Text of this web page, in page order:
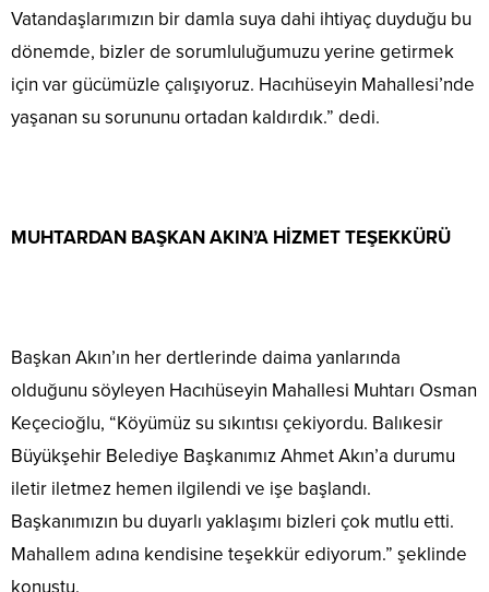
Vatandaşlarımızın bir damla suya dahi ihtiyaç duyduğu bu
dönemde, bizler de sorumluluğumuzu yerine getirmek
için var gücümüzle çalışıyoruz. Hacıhüseyin Mahallesi’nde
yaşanan su sorununu ortadan kaldırdık.” dedi.
MUHTARDAN BAŞKAN AKIN’A HİZMET TEŞEKKÜRÜ
Başkan Akın’ın her dertlerinde daima yanlarında
olduğunu söyleyen Hacıhüseyin Mahallesi Muhtarı Osman
Keçecioğlu, “Köyümüz su sıkıntısı çekiyordu. Balıkesir
Büyükşehir Belediye Başkanımız Ahmet Akın’a durumu
iletir iletmez hemen ilgilendi ve işe başlandı.
Başkanımızın bu duyarlı yaklaşımı bizleri çok mutlu etti.
Mahallem adına kendisine teşekkür ediyorum.” şeklinde
konuştu.